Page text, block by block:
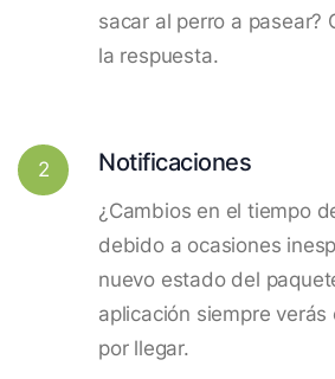
sacar al perro a pasear?
la respuesta.
2 Notificaciones
¿Cambios en el tiempo
debido a ocasiones
nuevo estado del
aplicación siempre verás
por llegar.